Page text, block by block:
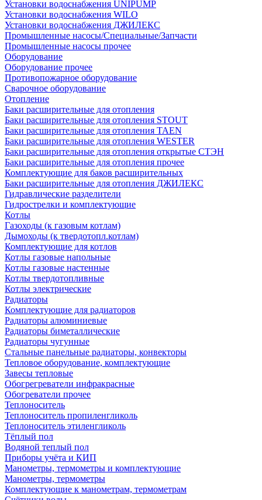
Установки водоснабжения UNIPUMP
Установки водоснабжения WILO
Установки водоснабжения ДЖИЛЕКС
Промышленные насосы/Специальные/Запчасти
Промышленные насосы прочее
Оборудование
Оборудование прочее
Противопожарное оборудование
Сварочное оборудование
Отопление
Баки расширительные для отопления
Баки расширительные для отопления STOUT
Баки расширительные для отопления TAEN
Баки расширительные для отопления WESTER
Баки расширительные для отопления открытые СТЭН
Баки расширительные для отопления прочее
Комплектующие для баков расширительных
Баки расширительные для отопления ДЖИЛЕКС
Гидравлические разделители
Гидрострелки и комплектующие
Котлы
Газоходы (к газовым котлам)
Дымоходы (к твердотопл.котлам)
Комплектующие для котлов
Котлы газовые напольные
Котлы газовые настенные
Котлы твердотопливные
Котлы электрические
Радиаторы
Комплектующие для радиаторов
Радиаторы алюминиевые
Радиаторы биметаллические
Радиаторы чугунные
Стальные панельные радиаторы, конвекторы
Тепловое оборудование, комплектующие
Завесы тепловые
Обогрегреватели инфракрасные
Обогреватели прочее
Теплоноситель
Теплоноситель пропиленгликоль
Теплоноситель этиленгликоль
Тёплый пол
Водяной теплый пол
Приборы учёта и КИП
Манометры, термометры и комплектующие
Манометры, термометры
Комплектующие к манометрам, термометрам